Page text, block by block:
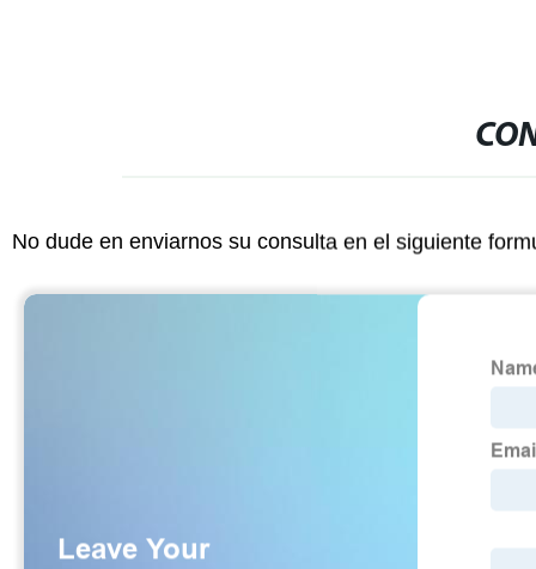
No dude en enviarnos su consulta en el siguiente